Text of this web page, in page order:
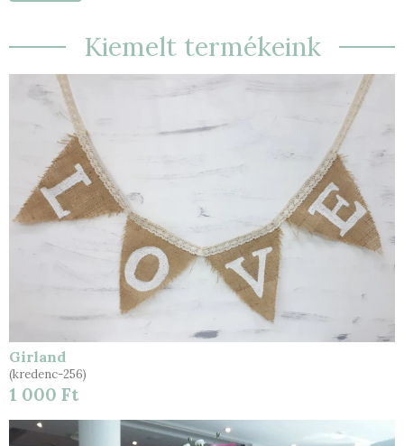
Kiemelt termékeink
Girland
(kredenc-256)
1 000 Ft